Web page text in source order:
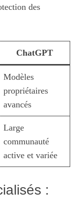
des
ChatGPT
Modèles
propriétaires
avancés
Large
communauté
active et variée
: